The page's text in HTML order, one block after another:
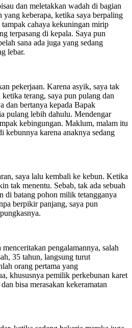
dan meletakkan wadah di bagian
yang keberapa, ketika saya berpaling
cahaya kekuningan mirip
terpasang di kepala. Saya pun
sana ada juga yang sedang
lebar.
pekerjaan. Karena asyik, saya tak
terang, saya pun pulang dan
dan bertanya kepada Bapak
pulang lebih dahulu. Mendengar
kebingungan. Maklum, malam itu
kebunnya karena anaknya sedang
saya lalu kembali ke kebun. Ketika
tak menentu. Sebab, tak ada sebuah
di batang pohon milik tetangganya
berpikir panjang, saya pun
pengalamannya, salah
35 tahun, langsung turut
orang pertama yang
khususnya pemilik perkebunan karet
bisa merasakan kekeramatan